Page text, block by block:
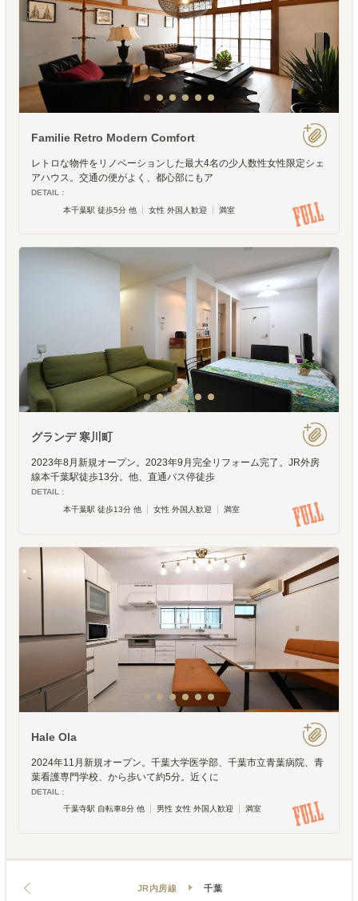
Familie Retro Modern Comfort
レトロな物件をリノベーションした最大4名の少人数性女性限定シェ
アハウス。交通の便がよく、都心部にもア
DETAIL :
本千葉駅 徒歩5分 他
女性 外国人歓迎 満室
グランデ 寒川町
2023年8月新規オープン。2023年9月完全リフォーム完了。JR外房
線本千葉駅徒歩13分。他、直通バス停徒歩
DETAIL :
本千葉駅 徒歩13分 他
女性 外国人歓迎 満室
Hale Ola
2024年11月新規オープン。千葉大学医学部、千葉市立青葉病院、青
葉看護専門学校、から歩いて約5分。近くに
DETAIL :
千葉寺駅 自転車8分 他
男性 女性 外国人歓迎 満室
JR内房線 千葉